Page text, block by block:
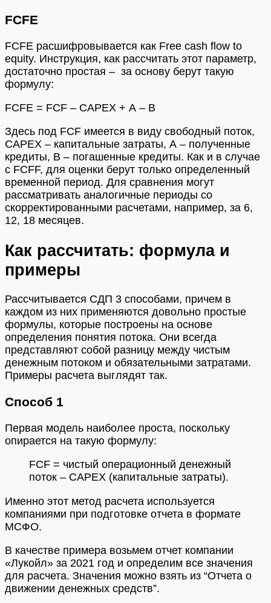
FCFE
FCFE расшифровывается как Free cash flow to
equity. Инструкция, как рассчитать этот параметр,
достаточно простая – за основу берут такую
формулу:
FCFE = FCF – CAPEX + А – B
Здесь под FCF имеется в виду свободный поток,
CAPEX – капитальные затраты, А – полученные
кредиты, В – погашенные кредиты. Как и в случае
с FCFF, для оценки берут только определенный
временной период. Для сравнения могут
рассматривать аналогичные периоды со
скорректированными расчетами, например, за 6,
12, 18 месяцев.
Как рассчитать: формула и
примеры
Рассчитывается СДП 3 способами, причем в
каждом из них применяются довольно простые
формулы, которые построены на основе
определения понятия потока. Они всегда
представляют собой разницу между чистым
денежным потоком и обязательными затратами.
Примеры расчета выглядят так.
Способ 1
Первая модель наиболее проста, поскольку
опирается на такую формулу:
FCF = чистый операционный денежный
поток – CAPEX (капитальные затраты).
Именно этот метод расчета используется
компаниями при подготовке отчета в формате
МСФО.
В качестве примера возьмем отчет компании
«Лукойл» за 2021 год и определим все значения
для расчета. Значения можно взять из “Отчета о
движении денежных средств”.